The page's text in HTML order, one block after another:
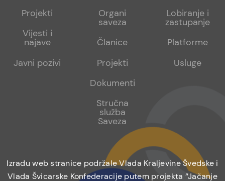
menu
Projekti
Vijesti i
najave
Javni pozivi
subOrgani
saveza
Članice
Projekti
Dokumenti
Stručna
služba
Saveza
sub
Lobiranje i
zastupanje
Platforme
Usluge
Izradu web stranice podržale Vlada Kraljevine Švedske i
Vlada Švicarske Konfederacije putem projekta “Jačanje